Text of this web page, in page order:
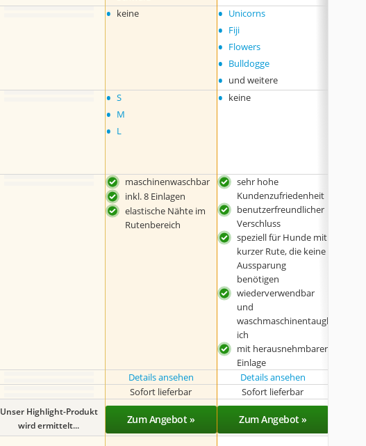
• keine • Unicorns
• Fiji
• Flowers
• Bulldogge
• und weitere
• S
• M
• L
• keine
maschinenwaschbar
inkl. 8 Einlagen
elastische Nähte im
Rutenbereich
sehr hohe
Kundenzufriedenheit
benutzerfreundlicher
Verschluss
speziell für Hunde mit
kurzer Rute, die keine
Aussparung
benötigen
wiederverwendbar
und
waschmaschinentaugl
ich
mit herausnehmbarer
Einlage
Details ansehen Details ansehen
Sofort lieferbar Sofort lieferbar
Unser Highlight-Produkt
wird ermittelt...
Zum Angebot » Zum Angebot »